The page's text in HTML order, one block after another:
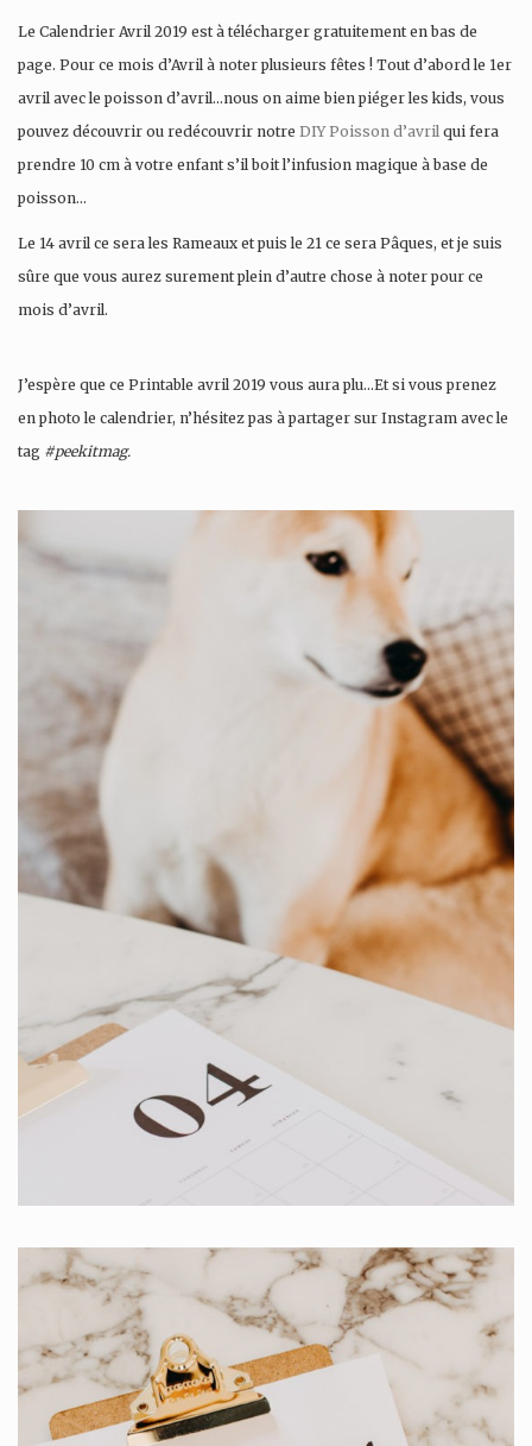
Le Calendrier Avril 2019 est à télécharger gratuitement en bas de
page. Pour ce mois d’Avril à noter plusieurs fêtes ! Tout d’abord le 1er
avril avec le poisson d’avril…nous on aime bien piéger les kids, vous
pouvez découvrir ou redécouvrir notre DIY Poisson d’avril qui fera
prendre 10 cm à votre enfant s’il boit l’infusion magique à base de
poisson…
Le 14 avril ce sera les Rameaux et puis le 21 ce sera Pâques, et je suis
sûre que vous aurez surement plein d’autre chose à noter pour ce
mois d’avril.
J’espère que ce Printable avril 2019 vous aura plu…Et si vous prenez
en photo le calendrier, n’hésitez pas à partager sur Instagram avec le
tag #peekitmag.